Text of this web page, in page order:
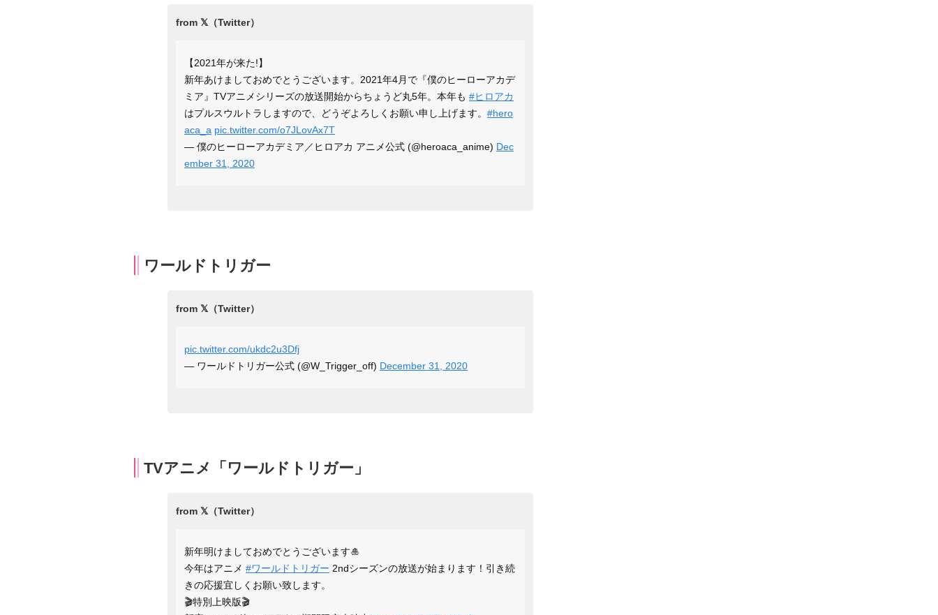
【2021年が来た!】
新年あけましておめでとうございます。2021年4月で『僕のヒーローアカデ
ミア』TVアニメシリーズの放送開始からちょうど丸5年。本年も #ヒロアカ
はプルスウルトラしますので、どうぞよろしくお願い申し上げます。 #hero
aca_a pic.twitter.com/o7JLovAx7T
— 僕のヒーローアカデミア／ヒロアカ アニメ公式 (@heroaca_anime) Dec
ember 31, 2020
ワールドトリガー
pic.twitter.com/ukdc2u3Dfj
— ワールドトリガー公式 (@W_Trigger_off) December 31, 2020
TVアニメ「ワールドトリガー」
新年明けましておめでとうございます🎍
今年はアニメ #ワールドトリガー 2ndシーズンの放送が始まります！引き続
きの応援宜しくお願い致します。
🎬特別上映版🎬